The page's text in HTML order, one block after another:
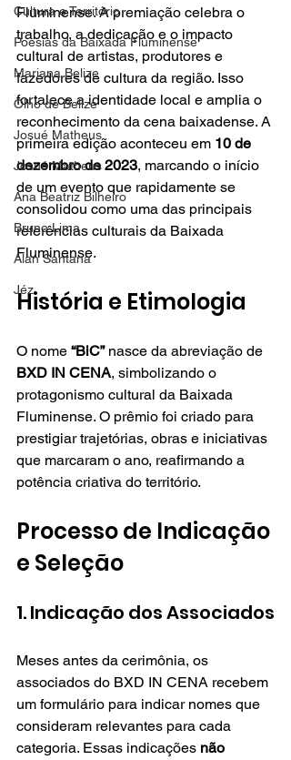
Cultura e Território
Poesias da Baixada Fluminense
Mariana Belize
Olho de Belize
Josué Matheus
Josué Matheus
Ana Beatriz Bilheiro
Bruno Lima
Alan Santana
Jéz
Fluminense. A premiação celebra o
trabalho, a dedicação e o impacto
cultural de artistas, produtores e
fazedores de cultura da região. Isso
fortalece a identidade local e amplia o
reconhecimento da cena baixadense. A
primeira edição aconteceu em 10 de
dezembro de 2023, marcando o início
de um evento que rapidamente se
consolidou como uma das principais
referências culturais da Baixada
Fluminense.
História e Etimologia
O nome “BiC” nasce da abreviação de
BXD IN CENA, simbolizando o
protagonismo cultural da Baixada
Fluminense. O prêmio foi criado para
prestigiar trajetórias, obras e iniciativas
que marcaram o ano, reafirmando a
potência criativa do território.
Processo de Indicação
e Seleção
1. Indicação dos Associados
Meses antes da cerimônia, os
associados do BXD IN CENA recebem
um formulário para indicar nomes que
consideram relevantes para cada
categoria. Essas indicações não